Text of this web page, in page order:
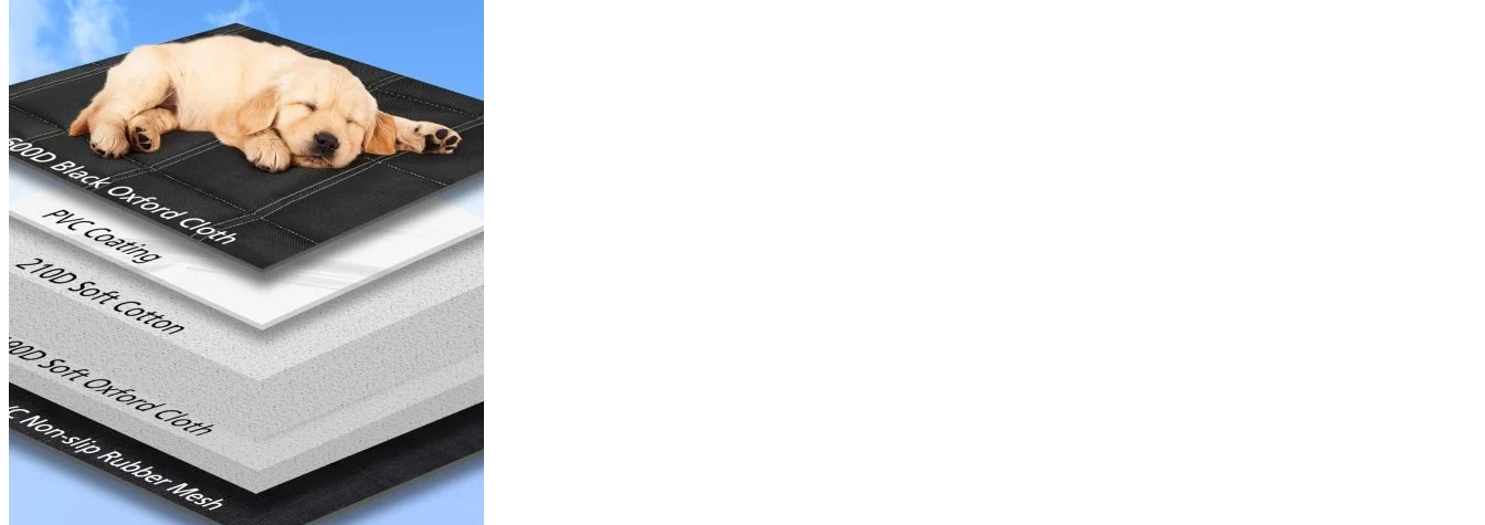
Accesorii Duster 2
Accesorii Dacia Jogger
Parfum masina
Copertine auto
Incalzitor diesel
Antifurt masina
Blog
Despre Noi